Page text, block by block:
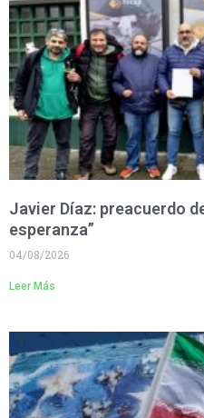
Javier Díaz: preacuerdo
esperanza”
04/08/2026
Leer Más